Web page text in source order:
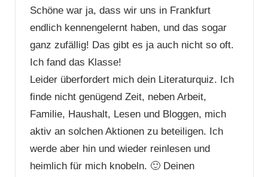
Schöne war ja, dass wir uns in Frankfurt
endlich kennengelernt haben, und das sogar
ganz zufällig! Das gibt es ja auch nicht so oft.
Ich fand das Klasse!
Leider überfordert mich dein Literaturquiz. Ich
finde nicht genügend Zeit, neben Arbeit,
Familie, Haushalt, Lesen und Bloggen, mich
aktiv an solchen Aktionen zu beteiligen. Ich
werde aber hin und wieder reinlesen und
heimlich für mich knobeln. 🙂 Deinen